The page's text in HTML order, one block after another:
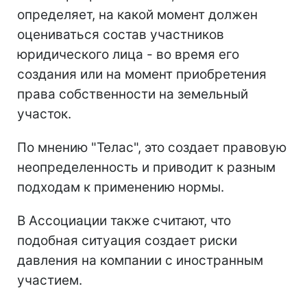
определяет, на какой момент должен
оцениваться состав участников
юридического лица - во время его
создания или на момент приобретения
права собственности на земельный
участок.
По мнению "Телас", это создает правовую
неопределенность и приводит к разным
подходам к применению нормы.
В Ассоциации также считают, что
подобная ситуация создает риски
давления на компании с иностранным
участием.